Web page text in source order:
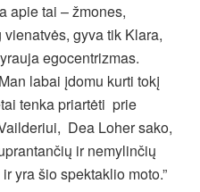
apie tai – žmones,
gyva tik Klara,
egocentrizmas.
labai įdomu kurti tokį
tenka priartėti prie
Dea Loher sako,
ir nemylinčių
yra šio spektaklio moto.”